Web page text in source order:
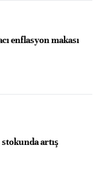
enflasyon makası
stokunda artış